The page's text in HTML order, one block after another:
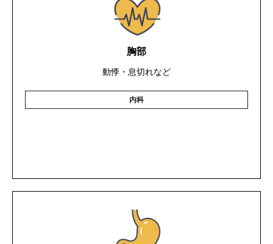
胸部
動悸・息切れなど
内科